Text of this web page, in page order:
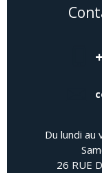
Du lundi
26 RUE